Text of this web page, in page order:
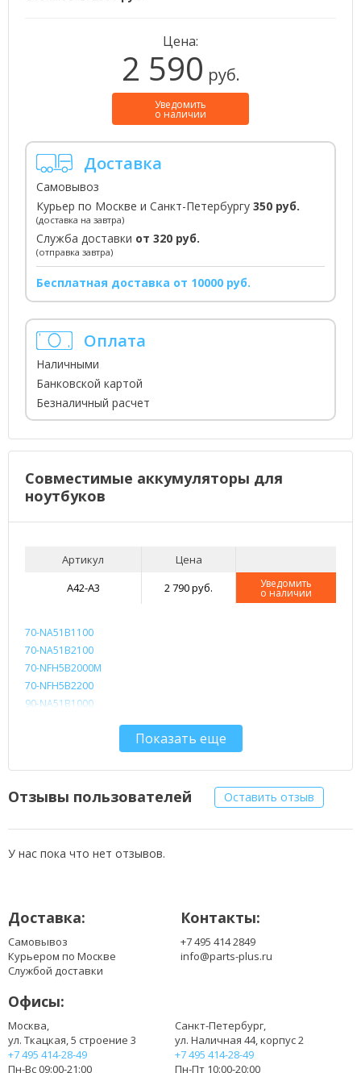
Цена:
2 590 руб.
Уведомить
о наличии
Доставка
Самовывоз
Курьер по Москве и Санкт-Петербургу 350 руб.
(доставка на завтра)
Служба доставки от 320 руб.
(отправка завтра)
Бесплатная доставка от 10000 руб.
Оплата
Наличными
Банковской картой
Безналичный расчет
Совместимые аккумуляторы для
ноутбуков
Артикул
Цена
A42-A3
2 790 руб. Уведомить
о наличии
70-NA51B1100
70-NA51B2100
70-NFH5B2000M
70-NFH5B2200
90-NA51B1000
90-NA52B2000
90-NA71B1100
90-NCG1B1010
90-NFPCB1001
90-NG31B1000
90-NH73B1000Z
90-NIL1B2000
A41-A3
A41-A6
A42-A3
Показать еще
Отзывы пользователей Оставить отзыв
У нас пока что нет отзывов.
Доставка:
Самовывоз
Курьером по Москве
Службой доставки
Контакты:
+7 495 414 2849
info@parts-plus.ru
Офисы:
Москва,
ул. Ткацкая, 5 строение 3
+7 495 414-28-49
Пн-Вс 09:00-21:00
Санкт-Петербург,
ул. Наличная 44, корпус 2
+7 495 414-28-49
Пн-Пт 10:00-20:00